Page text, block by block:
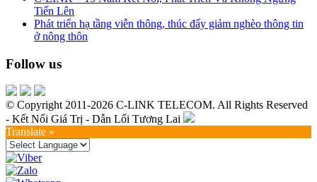
Tiến Lên
Phát triển hạ tầng viễn thông, thúc đẩy giảm nghèo thông tin
ở nông thôn
Follow us
© Copyright 2011-2026 C-LINK TELECOM. All Rights Reserved
- Kết Nối Giá Trị - Dẫn Lối Tương Lai
Translate »